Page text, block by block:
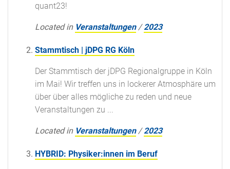
quant23!
Located in Veranstaltungen /2023
Stammtisch | jDPG RG Köln
Der Stammtisch der jDPG Regionalgruppe in Köln
im Mai! Wir treffen uns in lockerer Atmosphäre um
über über alles mögliche zu reden und neue
Veranstaltungen zu ...
Located in Veranstaltungen /2023
HYBRID: Physiker:innen im Beruf